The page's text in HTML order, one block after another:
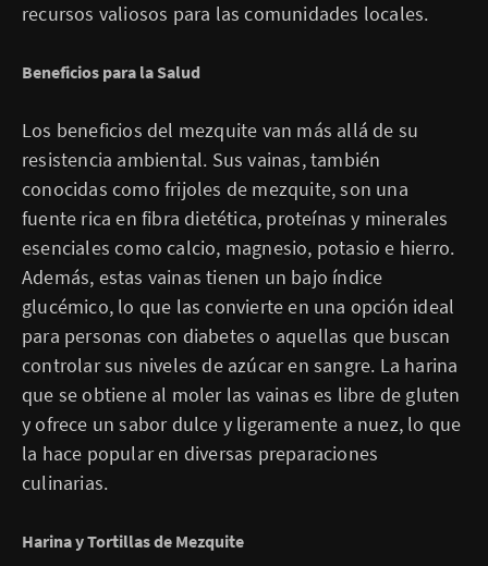
recursos valiosos para las comunidades locales.
Beneficios para la Salud
Los beneficios del mezquite van más allá de su
resistencia ambiental. Sus vainas, también
conocidas como frijoles de mezquite, son una
fuente rica en fibra dietética, proteínas y minerales
esenciales como calcio, magnesio, potasio e hierro.
Además, estas vainas tienen un bajo índice
glucémico, lo que las convierte en una opción ideal
para personas con diabetes o aquellas que buscan
controlar sus niveles de azúcar en sangre. La harina
que se obtiene al moler las vainas es libre de gluten
y ofrece un sabor dulce y ligeramente a nuez, lo que
la hace popular en diversas preparaciones
culinarias.
Harina y Tortillas de Mezquite